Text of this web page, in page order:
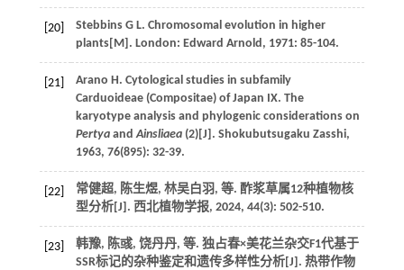
[20] Stebbins G L. Chromosomal evolution in higher
plants[M]. London: Edward Arnold, 1971: 85-104.
[21] Arano H. Cytological studies in subfamily
Carduoideae (Compositae) of Japan IX. The
karyotype analysis and phylogenic considerations on
PertyaandAinsliaea(2)[J]. Shokubutsugaku Zasshi,
1963, 76(895): 32-39.
[22] 常健超, 陈生煜, 林吴白羽, 等. 酢浆草属12种植物核
型分析[J]. 西北植物学报, 2024, 44(3): 502-510.
[23] 韩豫, 陈彧, 饶丹丹, 等. 独占春×美花兰杂交F1代基于
SSR标记的杂种鉴定和遗传多样性分析[J]. 热带作物